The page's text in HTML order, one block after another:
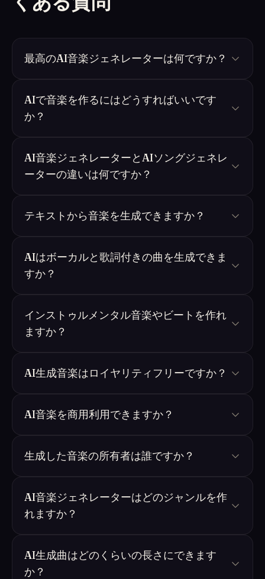
最高のAI音楽ジェネレーターは何ですか？
AIで音楽を作るにはどうすればいいです
か？
AI音楽ジェネレーターとAIソングジェネレ
ーターの違いは何ですか？
テキストから音楽を生成できますか？
AIはボーカルと歌詞付きの曲を生成できま
すか？
インストゥルメンタル音楽やビートを作れ
ますか？
AI生成音楽はロイヤリティフリーですか？
AI音楽を商用利用できますか？
生成した音楽の所有者は誰ですか？
AI音楽ジェネレーターはどのジャンルを作
れますか？
AI生成曲はどのくらいの長さにできます
か？